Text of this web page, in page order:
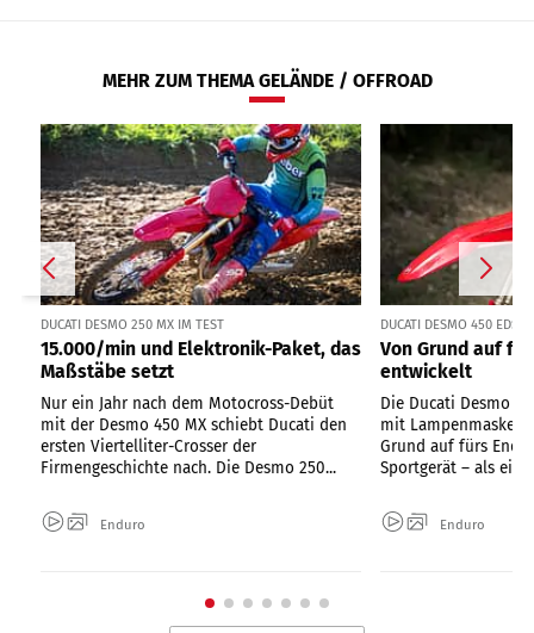
MEHR ZUM THEMA GELÄNDE / OFFROAD
DUCATI DESMO 250 MX IM TEST
15.000/min und Elektronik-Paket, das
Maßstäbe setzt
Nur ein Jahr nach dem Motocross-Debüt
mit der Desmo 450 MX schiebt Ducati den
ersten Viertelliter-Crosser der
Firmengeschichte nach. Die Desmo 250...
Enduro
DUCATI DESMO 450 EDS
Von Grund auf
entwickelt
Die Ducati Desmo
mit Lampenmaske
Grund auf fürs
Sportgerät – als
Enduro